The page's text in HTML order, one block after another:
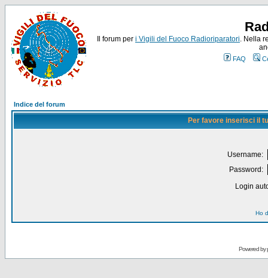
Il forum per i Vigili del Fuoco Radioriparatori. Nella
FAQ
Indice del forum
Per favore inserisci il
Username:
Password:
Login
Ho
Powered by